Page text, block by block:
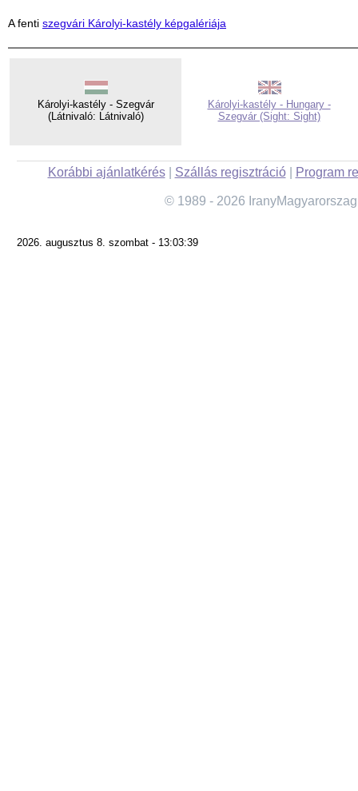
A fenti szegvári Károlyi-kastély képgalériája
Károlyi-kastély - Szegvár
(Látnivaló: Látnivaló)
Károlyi-kastély - Hungary -
Szegvár (Sight: Sight)
Korábbi ajánlatkérés| Szállás regisztráció| Program
© 1989 - 2026
2026. augusztus 8. szombat - 13:03:39